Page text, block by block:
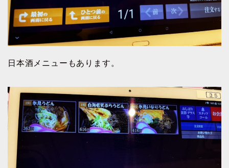
日本酒メニューもあります。